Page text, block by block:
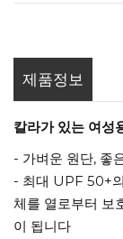
제품정보
칼라가 있는 여성
- 가벼운 원단, 좋
- 최대 UPF 50+
체를 열로부터 보
이 됩니다